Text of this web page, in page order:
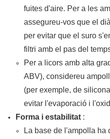
fuites d'aire. Per a les
assegureu-vos que el
per evitar que el suro
filtri amb el pas del
Per a licors amb alta
ABV), considereu
(per exemple, de
evitar l'evaporació i
Forma i estabilitat:
La base de l'ampolla ha